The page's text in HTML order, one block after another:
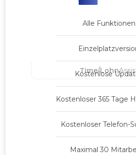
Time/Lohn
Alle Funktionen
Kostenlose
Kostenloser 365 Tage
Kostenloser Telefon-
Maximal 30